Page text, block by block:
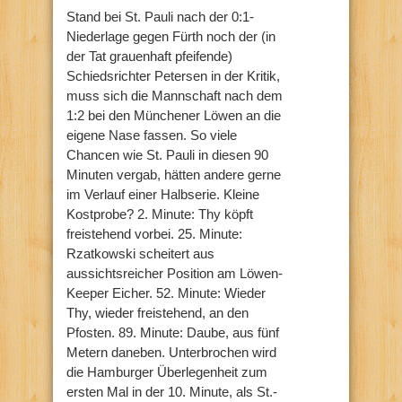
Stand bei St. Pauli nach der 0:1-
Niederlage gegen Fürth noch der (in
der Tat grauenhaft pfeifende)
Schiedsrichter Petersen in der Kritik,
muss sich die Mannschaft nach dem
1:2 bei den Münchener Löwen an die
eigene Nase fassen. So viele
Chancen wie St. Pauli in diesen 90
Minuten vergab, hätten andere gerne
im Verlauf einer Halbserie. Kleine
Kostprobe? 2. Minute: Thy köpft
freistehend vorbei. 25. Minute:
Rzatkowski scheitert aus
aussichtsreicher Position am Löwen-
Keeper Eicher. 52. Minute: Wieder
Thy, wieder freistehend, an den
Pfosten. 89. Minute: Daube, aus fünf
Metern daneben. Unterbrochen wird
die Hamburger Überlegenheit zum
ersten Mal in der 10. Minute, als St.-